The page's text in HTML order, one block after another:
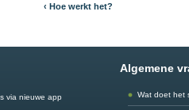
‹ Hoe werkt het?
via nieuwe app
Algemene
Wat doet het